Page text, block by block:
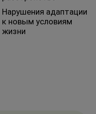
Нарушения адаптации
к новым условиям
жизни